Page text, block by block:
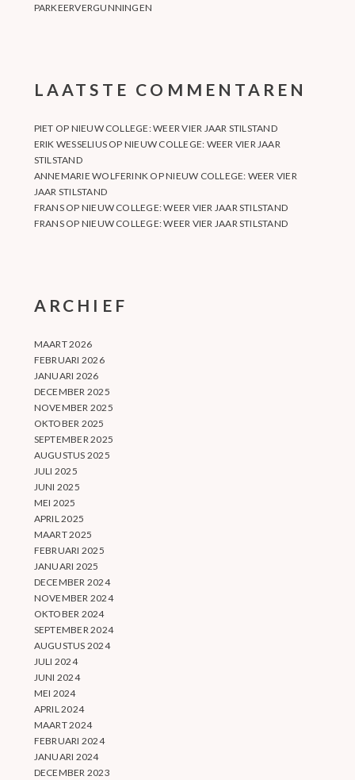
PARKEERVERGUNNINGEN
LAATSTE COMMENTAREN
PIET OP NIEUW COLLEGE: WEER VIER JAAR STILSTAND
ERIK WESSELIUS OP NIEUW COLLEGE: WEER VIER JAAR
STILSTAND
ANNEMARIE WOLFERINK OPNIEUW COLLEGE: WEER VIER
JAAR STILSTAND
FRANSOP NIEUW COLLEGE: WEER VIER JAAR STILSTAND
FRANSOP NIEUW COLLEGE: WEER VIER JAAR STILSTAND
ARCHIEF
MAART 2026
FEBRUARI 2026
JANUARI 2026
DECEMBER 2025
NOVEMBER 2025
OKTOBER 2025
SEPTEMBER 2025
AUGUSTUS 2025
JULI 2025
JUNI 2025
MEI 2025
APRIL 2025
MAART 2025
FEBRUARI 2025
JANUARI 2025
DECEMBER 2024
NOVEMBER 2024
OKTOBER 2024
SEPTEMBER 2024
AUGUSTUS 2024
JULI 2024
JUNI 2024
MEI 2024
APRIL 2024
MAART 2024
FEBRUARI 2024
JANUARI 2024
DECEMBER 2023